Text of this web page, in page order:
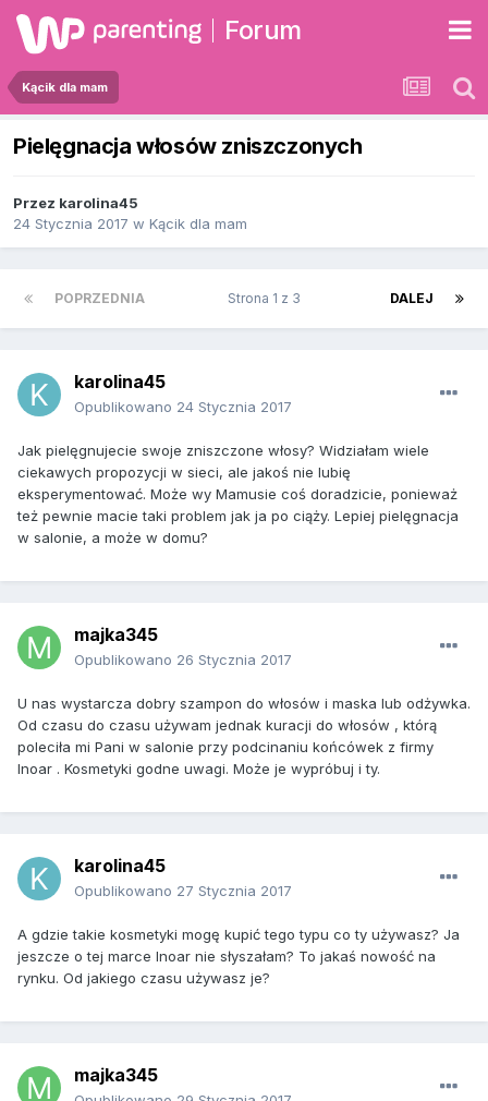
Forum
Kącik dla mam
Pielęgnacja włosów zniszczonych
Przez karolina45
24 Stycznia 2017 w Kącik dla mam
POPRZEDNIA DALEJ
Strona 1 z 3
karolina45
Opublikowano 24 Stycznia 2017
Jak pielęgnujecie swoje zniszczone włosy? Widziałam wiele
ciekawych propozycji w sieci, ale jakoś nie lubię
eksperymentować. Może wy Mamusie coś doradzicie, ponieważ
też pewnie macie taki problem jak ja po ciąży. Lepiej pielęgnacja
w salonie, a może w domu?
majka345
Opublikowano 26 Stycznia 2017
U nas wystarcza dobry szampon do włosów i maska lub odżywka.
Od czasu do czasu używam jednak kuracji do włosów , którą
poleciła mi Pani w salonie przy podcinaniu końcówek z firmy
Inoar . Kosmetyki godne uwagi. Może je wypróbuj i ty.
karolina45
Opublikowano 27 Stycznia 2017
A gdzie takie kosmetyki mogę kupić tego typu co ty używasz? Ja
jeszcze o tej marce Inoar nie słyszałam? To jakaś nowość na
rynku. Od jakiego czasu używasz je?
majka345